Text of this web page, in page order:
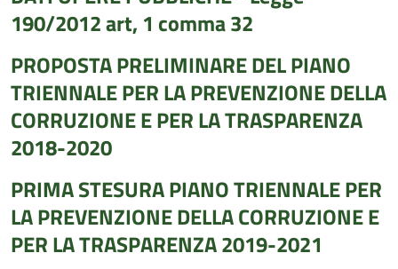
190/2012 art, 1 comma 32
PROPOSTA PRELIMINARE DEL PIANO
TRIENNALE PER LA PREVENZIONE DELLA
CORRUZIONE E PER LA TRASPARENZA
2018-2020
PRIMA STESURA PIANO TRIENNALE PER
LA PREVENZIONE DELLA CORRUZIONE E
PER LA TRASPARENZA 2019-2021